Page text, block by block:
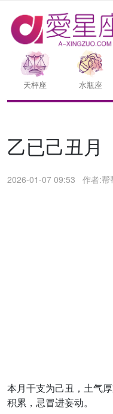
天枰座 水瓶座
乙已己丑月
2026-01-07 09:53 作者:帮
本月干支为己丑，土气
积累，忌冒进妄动。